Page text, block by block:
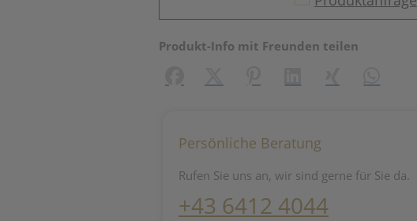
Produkt-Info mit Freunden teilen
Persönliche Beratung
Rufen Sie uns an, wir sind gerne für Sie da.
+43 6412 4044